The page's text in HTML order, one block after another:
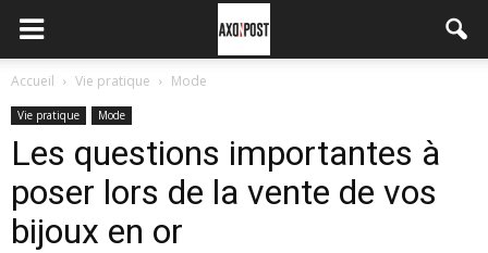
Accueil Vie pratique Mode
Vie pratique Mode
Les questions importantes à
poser lors de la vente de vos
bijoux en or